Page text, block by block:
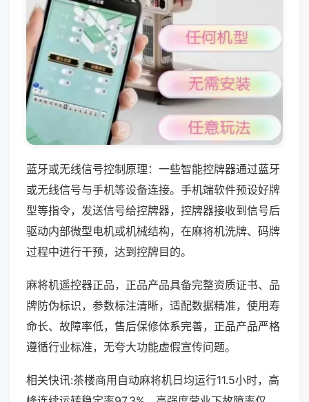
蓝牙或无线信号控制原理：一些智能控牌器通过蓝牙
或无线信号与手机等设备连接。手机端软件预设好牌
型等指令，发送信号给控牌器，控牌器接收到信号后
驱动内部微型电机或机械结构，在麻将机洗牌、码牌
过程中进行干预，达到控牌目的。
麻将机遥控器正品，正品产品具备完整资质证书、品
牌防伪标识，参数标注清晰，适配数据精准，使用寿
命长、故障率低，售后保修体系完善，正品产品严格
遵循行业标准，无夸大功能虚假宣传问题。
相关快讯:茶楼商用自动麻将机日均运行11.5小时，高